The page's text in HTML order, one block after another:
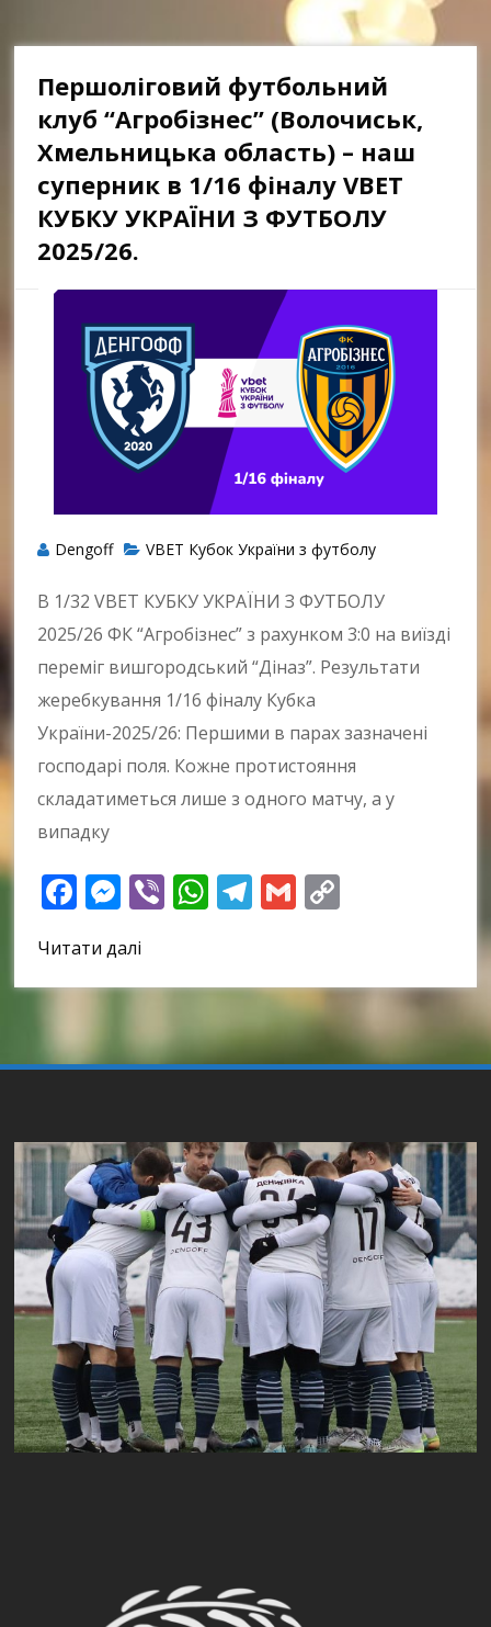
Першоліговий футбольний
клуб “Агробізнес” (Волочиськ,
Хмельницька область) – наш
суперник в 1/16 фіналу VBET
КУБКУ УКРАЇНИ З ФУТБОЛУ
2025/26.
Dengoff VBET Кубок України з футболу
В 1/32 VBET КУБКУ УКРАЇНИ З ФУТБОЛУ
2025/26 ФК “Агробізнес” з рахунком 3:0 на виїзді
переміг вишгородський “Діназ”. Результати
жеребкування 1/16 фіналу Кубка
України-2025/26: Першими в парах зазначені
господарі поля. Кожне протистояння
складатиметься лише з одного матчу, а у
випадку
Facebook
Messenger
ViberWhatsApp
Telegram
Gmail
Читати далі